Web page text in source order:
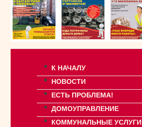
К НАЧАЛУ
НОВОСТИ
ЕСТЬ ПРОБЛЕМА!
ДОМОУПРАВЛЕНИЕ
КОММУНАЛЬНЫЕ УСЛУГИ